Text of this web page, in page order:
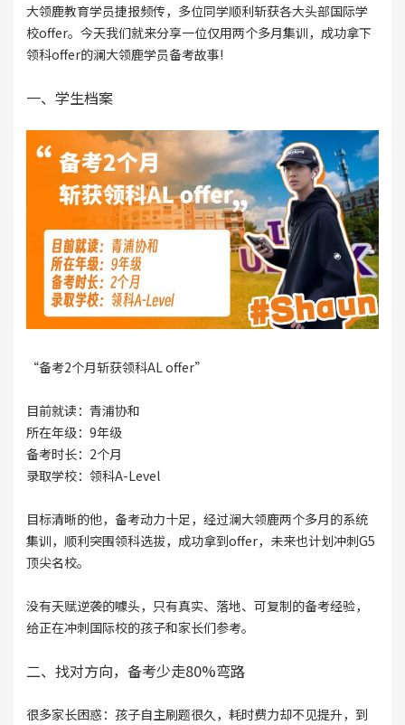
大领鹿教育学员捷报频传，多位同学顺利斩获各大头部国际学
校offer。今天我们就来分享一位仅用两个多月集训，成功拿下
领科offer的澜大领鹿学员备考故事!
一、学生档案
“备考2个月斩获领科AL offer”
目前就读：青浦协和
所在年级：9年级
备考时长：2个月
录取学校：领科A-Level
目标清晰的他，备考动力十足，经过澜大领鹿两个多月的系统
集训，顺利突围领科选拔，成功拿到offer，未来也计划冲刺G5
顶尖名校。
没有天赋逆袭的噱头，只有真实、落地、可复制的备考经验，
给正在冲刺国际校的孩子和家长们参考。
二、找对方向，备考少走80%弯路
很多家长困惑：孩子自主刷题很久，耗时费力却不见提升，到